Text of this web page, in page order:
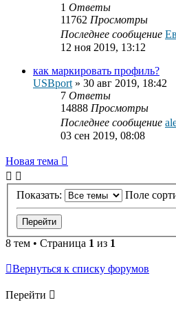
1 Ответы
11762 Просмотры
Последнее сообщение
12 ноя 2019, 13:12
как маркировать профиль?
USBport» 30 авг 2019, 18:42
7 Ответы
14888 Просмотры
Последнее сообщение
03 сен 2019, 08:08
Новая тема
Показать: Поле
8 тем • Страница 1 из 1
Вернуться к списку форумов
Перейти